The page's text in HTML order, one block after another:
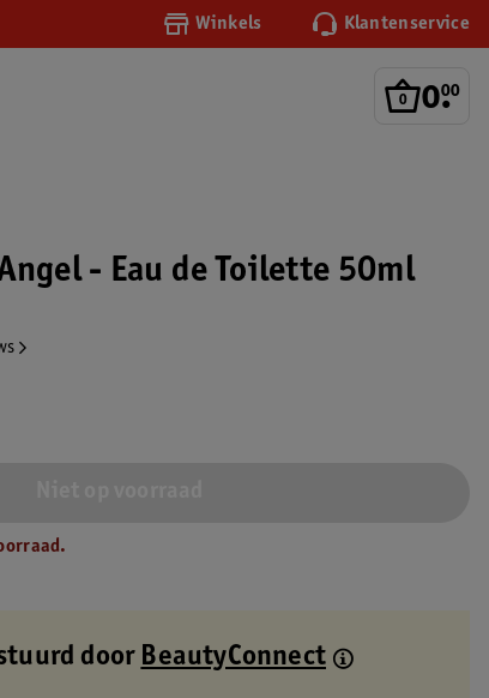
Winkels Klantenservice
0.
00
- Eau de Toilette 50ml
door BeautyConnect